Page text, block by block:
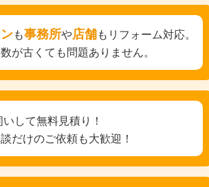
も事務所や店舗もリフォーム対応。
が古くても問題ありません。
して無料見積り！
だけのご依頼も大歓迎！